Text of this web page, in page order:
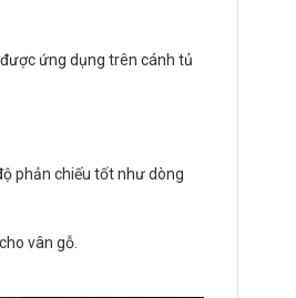
ứng dụng trên cánh tủ
phản chiếu tốt như dòng
vân gỗ.